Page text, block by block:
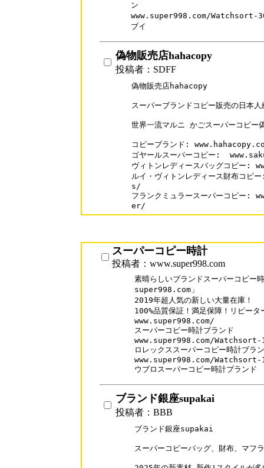
ン
www.super998.com/Watchsort-
ブイ
偽物販売店hahacopy
投稿者：SDFF
偽物販売店hahacopy
スーパーブランドコピー販売の日本
世界一流マルニ かごスーパーコピー
コピーブランド:
ゴヤールスーパーコピー:
ヴィトンレディースバッグコピ
ルイ・ヴィトンレディース財布
s/
フランクミュラースーパーコピ
er/
スーパーコピー時計
投稿者：www.super998.com
素晴らしいブランドスーパーコピー
super998.com」
2019年超人気の新しい大量在庫！
100%品質保証！満足保障！リピー
www.super998.com/
スーパーコピー時計ブランド
www.super998.com/
ロレックススーパーコピー時計ブラ
www.super998.com/
ウブロスーパーコピー時計ブランド
ブランド銀座supakai
投稿者：BBB
ブランド銀座supakai
スーパーコピーバッグ、財布、マ